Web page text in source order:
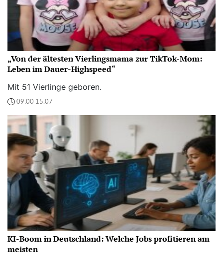
„Von der ältesten Vierlingsmama zur TikTok-Mom:
Leben im Dauer-Highspeed“
Mit 51 Vierlinge geboren.
09:00 15.07
KI-Boom in Deutschland: Welche Jobs profitieren am
meisten